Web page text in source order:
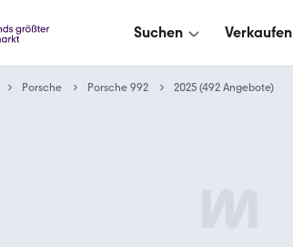
Suchen Verkaufen
Porsche Porsche 992 2025 (492 Angebote)